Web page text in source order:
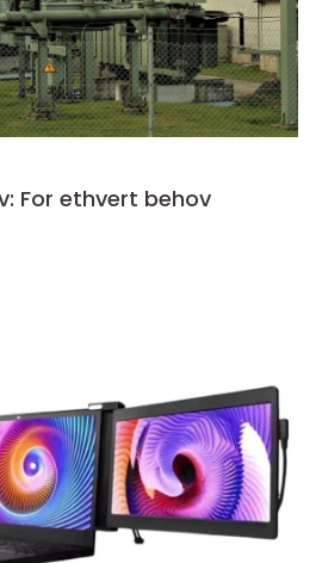
For ethvert behov